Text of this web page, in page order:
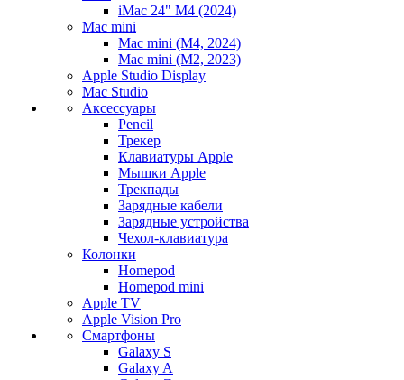
iMac 24" M4 (2024)
Mac mini
Mac mini (M4, 2024)
Mac mini (M2, 2023)
Apple Studio Display
Mac Studio
Аксессуары
Pencil
Трекер
Клавиатуры Apple
Мышки Apple
Трекпады
Зарядные кабели
Зарядные устройства
Чехол-клавиатура
Колонки
Homepod
Homepod mini
Apple TV
Apple Vision Pro
Смартфоны
Galaxy S
Galaxy A